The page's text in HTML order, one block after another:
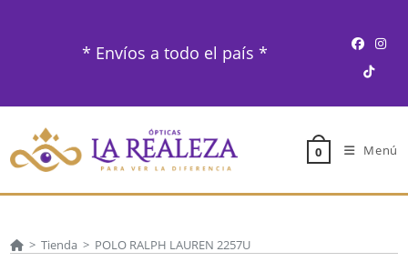
* Envíos a todo el país *
0 Menú
> Tienda > POLO RALPH LAUREN 2257U